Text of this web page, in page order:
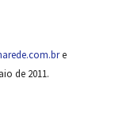
e
de 2011.